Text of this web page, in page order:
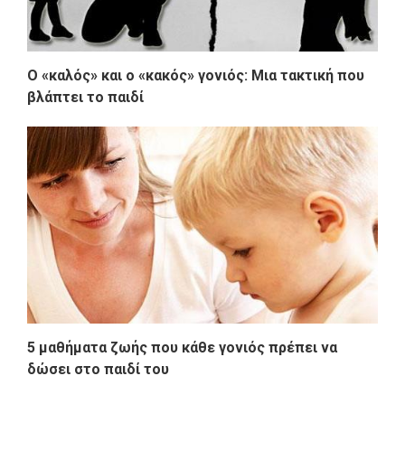
Ο «καλός» και ο «κακός» γονιός: Μια τακτική που
βλάπτει το παιδί
5 μαθήματα ζωής που κάθε γονιός πρέπει να
δώσει στο παιδί του